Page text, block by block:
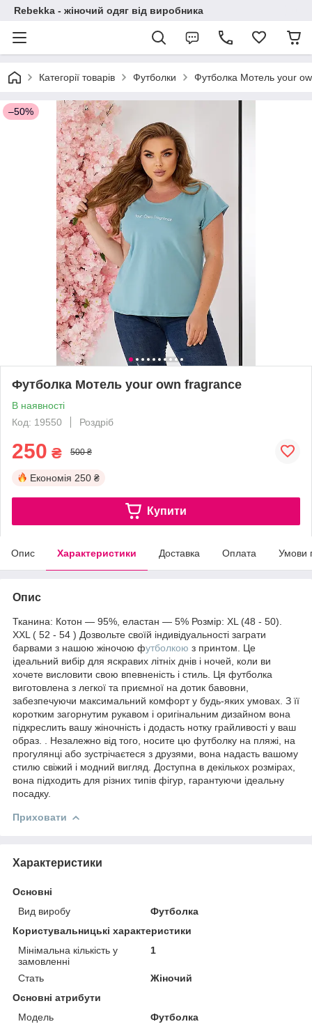
Rebekka - жіночий одяг від виробника
Категорії товарів Футболки Футболка Мотель your
–50%
Футболка Мотель your own fragrance
В наявності
Код: 19550
Роздріб
250 ₴ 500 ₴
Економія 250 ₴
Купити
Опис Характеристики Доставка Оплата Умови
Опис
Тканина: Котон — 95%, еластан — 5% Розмір: XL (48 - 50).
XXL ( 52 - 54 ) Дозвольте своїй індивідуальності заграти
барвами з нашою жіночою футболкою з принтом. Це
ідеальний вибір для яскравих літніх днів і ночей, коли ви
хочете висловити свою впевненість і стиль. Ця футболка
виготовлена з легкої та приємної на дотик бавовни,
забезпечуючи максимальний комфорт у будь-яких умовах. З її
коротким загорнутим рукавом і оригінальним дизайном вона
підкреслить вашу жіночність і додасть нотку грайливості у ваш
образ. . Незалежно від того, носите цю футболку на пляжі, на
прогулянці або зустрічаєтеся з друзями, вона надасть вашому
стилю свіжий і модний вигляд. Доступна в декількох розмірах,
вона підходить для різних типів фігур, гарантуючи ідеальну
посадку.
Приховати
Характеристики
Основні
Вид виробу
Футболка
Користувальницькі характеристики
Мінімальна кількість у
замовленні
1
Стать
Жіночий
Основні атрибути
Мoдель
Футболка